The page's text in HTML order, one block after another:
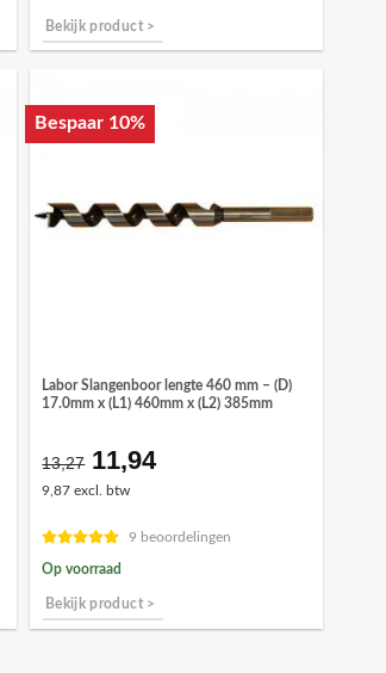
Bekijk product >
Bespaar 10%
Labor Slangenboor lengte 460 mm – (D)
17.0mm x (L1) 460mm x (L2) 385mm
13,27 Oorspronkelijke
prijs
€13,27.
11,94Huidige
€11,94.
9,87 excl. btw
9 beoordelingen
Op voorraad
Bekijk product >